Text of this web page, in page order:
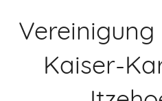
Inhalt
Kaiser-